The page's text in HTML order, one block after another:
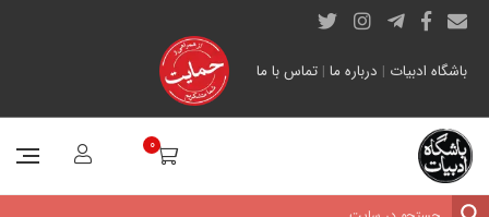
باشگاه ادبیات | درباره ما | تماس با ما
0